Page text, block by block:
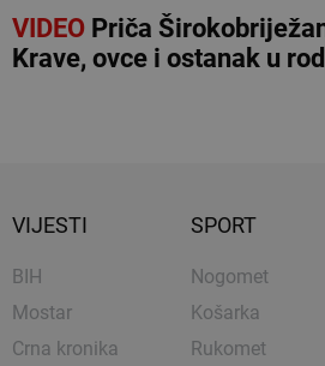
VIDEOPriča
Krave, ovce i ostanak u
VIJESTI
BIH
Mostar
Crna kronika
SPORT
Nogomet
Košarka
Rukomet